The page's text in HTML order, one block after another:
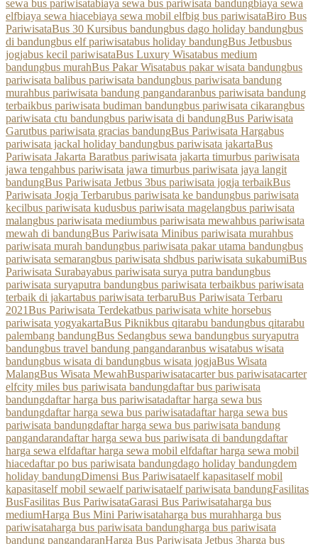
sewa bus pariwisatabiaya sewa bus pariwisata bandungbiaya sewa
elfbiaya sewa hiacebiaya sewa mobil elfbig bus pariwisataBiro Bus
PariwisataBus 30 Kursibus bandungbus dago holiday bandungbus
di bandungbus elf pariwisatabus holiday bandungBus Jetbusbus
jogjabus kecil pariwisataBus Luxury Wisatabus medium
bandungbus murahBus Pakar Wisatabus pakar wisata bandungbus
pariwisata balibus pariwisata bandungbus pariwisata bandung
murahbus pariwisata bandung pangandaranbus pariwisata bandung
terbaikbus pariwisata budiman bandungbus pariwisata cikarangbus
pariwisata ctu bandungbus pariwisata di bandungBus Pariwisata
Garutbus pariwisata gracias bandungBus Pariwisata Hargabus
pariwisata jackal holiday bandungbus pariwisata jakartaBus
Pariwisata Jakarta Baratbus pariwisata jakarta timurbus pariwisata
jawa tengahbus pariwisata jawa timurbus pariwisata jaya langit
bandungBus Pariwisata Jetbus 3bus pariwisata jogja terbaikBus
Pariwisata Jogja Terbarubus pariwisata ke bandungbus pariwisata
kecilbus pariwisata kudusbus pariwisata magelangbus pariwisata
malangbus pariwisata mediumbus pariwisata mewahbus pariwisata
mewah di bandungBus Pariwisata Minibus pariwisata murahbus
pariwisata murah bandungbus pariwisata pakar utama bandungbus
pariwisata semarangbus pariwisata shdbus pariwisata sukabumiBus
Pariwisata Surabayabus pariwisata surya putra bandungbus
pariwisata suryaputra bandungbus pariwisata terbaikbus pariwisata
terbaik di jakartabus pariwisata terbaruBus Pariwisata Terbaru
2021Bus Pariwisata Terdekatbus pariwisata white horsebus
pariwisata yogyakartaBus Piknikbus qitarabu bandungbus qitarabu
palembang bandungBus Sedangbus sewa bandungbus suryaputra
bandungbus travel bandung pangandaranbus wisatabus wisata
bandungbus wisata di bandungbus wisata jogjaBus Wisata
MalangBus Wisata MewahBuspariwisatacarter bus pariwisatacarter
elfcity miles bus pariwisata bandungdaftar bus pariwisata
bandungdaftar harga bus pariwisatadaftar harga sewa bus
bandungdaftar harga sewa bus pariwisatadaftar harga sewa bus
pariwisata bandungdaftar harga sewa bus pariwisata bandung
pangandarandaftar harga sewa bus pariwisata di bandungdaftar
harga sewa elfdaftar harga sewa mobil elfdaftar harga sewa mobil
hiacedaftar po bus pariwisata bandungdago holiday bandungdem
holiday bandungDimensi Bus Pariwisataelf kapasitaself mobil
kapasitaself mobil sewaelf pariwisataelf pariwisata bandungFasilitas
BusFasilitas Bus PariwisataGarasi Bus Pariwisataharga bus
mediumHarga Bus Mini Pariwisataharga bus murahharga bus
pariwisataharga bus pariwisata bandungharga bus pariwisata
bandung pangandaranHarga Bus Pariwisata Jetbus 3harga bus